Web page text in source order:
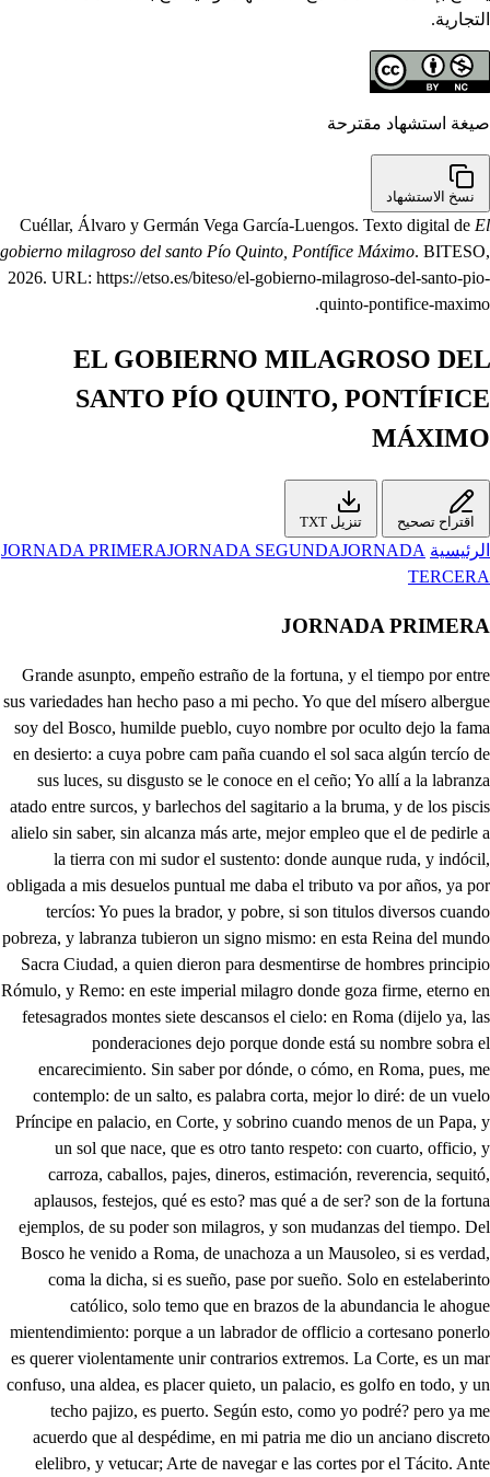
التجارية.
صيغة استشهاد مقترحة
نسخ الاستشهاد
Cuéllar, Álvaro y Germán Vega García-Luengos. Texto digital de El
gobierno milagroso del santo Pío Quinto, Pontífice Máximo. BITESO,
2026. URL: https://etso.es/biteso/el-gobierno-milagroso-del-santo-pio-
quinto-pontifice-maximo.
EL GOBIERNO MILAGROSO DEL
SANTO PÍO QUINTO, PONTÍFICE
MÁXIMO
اقتراح تصحيح تنزيل TXT
الرئيسية JORNADA PRIMERAJORNADA SEGUNDAJORNADA
TERCERA
JORNADA PRIMERA
Grande asunpto, empeño estraño de la fortuna, y el tiempo por entre sus variedades han hecho paso a mi pecho. Yo que del mísero albergue soy del Bosco, humilde pueblo, cuyo nombre por oculto dejo la fama en desierto: a cuya pobre cam paña cuando el sol saca algún tercío de sus luces, su disgusto se le conoce en el ceño; Yo allí a la labranza atado entre surcos, y barlechos del sagitario a la bruma, y de los piscis alielo sin saber, sin alcanza más arte, mejor empleo que el de pedirle a la tierra con mi sudor el sustento: donde aunque ruda, y indócil, obligada a mis desuelos puntual me daba el tributo va por años, ya por tercíos: Yo pues la brador, y pobre, si son titulos diversos cuando pobreza, y labranza tubieron un signo mismo: en esta Reina del mundo Sacra Ciudad, a quien dieron para desmentirse de hombres principio Rómulo, y Remo: en este imperial milagro donde goza firme, eterno en fetesagrados montes siete descansos el cielo: en Roma (dijelo ya, las ponderaciones dejo porque donde está su nombre sobra el encarecimiento. Sin saber por dónde, o cómo, en Roma, pues, me contemplo: de un salto, es palabra corta, mejor lo diré: de un vuelo Príncipe en palacio, en Corte, y sobrino cuando menos de un Papa, y un sol que nace, que es otro tanto respeto: con cuarto, officio, y carroza, caballos, pajes, dineros, estimación, reverencia, sequitó, aplausos, festejos, qué es esto? mas qué a de ser? son de la fortuna ejemplos, de su poder son milagros, y son mudanzas del tiempo. Del Bosco he venido a Roma, de unachoza a un Mausoleo, si es verdad, coma la dicha, si es sueño, pase por sueño. Solo en estelaberinto católico, solo temo que en brazos de la abundancia le ahogue mientendimiento: porque a un labrador de offlicio a cortesano ponerlo es querer violentamente unir contrarios extremos. La Corte, es un mar confuso, una aldea, es placer quieto, un palacio, es golfo en todo, y un techo pajizo, es puerto. Según esto, como yo podré? pero ya me acuerdo que al despédime, en mi patria me dio un anciano discreto elelibro, y vetucar; Arte de navegar e las cortes por el Tácito. Ante todas cosas el que navega estos mares ha de despedirse de la verdad. Y tenga enten- dido que en el Reino del a gran China lo- blanco es luto; y esto sirva de primera lec- ción que estudiase sus preceptos, cuando en rumbo tan dudoso quisiera el porte más cierto. Alto pues: precioso libro, desde hoy serás mi maestro, pues ya la necesidad me ejecuta a tus consejos. Grande Auctor; mucho promete, vranos el punto pimero. Vacaue aqí la vemora para este primer precepto. Lo primero se me encarga de la verdad el destierro. Sí: que es un peso insesble, es un formidable peso que no se deja aldiscurso jugar del entendimiento. Esla verdad, bien mirado, un peñoso cautiverio, guardarla es dañosa tema, conservarla, odioso duelo, un quédare desarmado de lo racional el pecho. Y en lances, que son forzosos de azares, golpes, encuentios, siendo juego el de esta vida afrficioso, y secreto, tratar verdad, es perderse, porque es descubrir el juego, En Chalo blanco es luto, dice docto mi maestro, Ves de su, me escobrua leo nada al artificio atento, pues es color que no pasa por tintes, ni por ingenios, es llanto al que obra sencillo, es luto al que satisfecho dispicrta puntualmente a la bora de los necios. pues después de herido acude a estudiar el escarmiento. Luto es, y tan fatal luto, tan confuso, oscuro, y negro, que para verse las sonbías sirve otra sombra de medio. Claro esta que la verdad es hermosa por extremo, pero como esta escondida en las carceres del pecho, yo no se quien me la tata, y así retírese al cielo, y acá en la tierra los hombres quedemos de diestro a diestro. Conmigo portero; Qué es eso? Esta es mi resolución, y esta: que linda bisoñería, sabiendo que soy: Qué ha de ser? tu guarda quiciós, un teruero, y cancerucro, espía doble a dos haces, y a dos embeses grolero, que no me dejaba entra por no llevar mandan icnto. u. Hizo mal sabicndo que eres de Palacio, y que yo atento a tu señor don Francisco por muy del cuarto te tengo. Criado de un individuos no paso señor por eso, que soy más unuersas Pues qué? no eres su criado? Es verdad que para serlo Y cuáles? El de informante, Pav Grande officio. No es muy grande, Pan Por lo menos es curioso. Y tanto de ello me precio Si guardare. Pues entienda. Marió el Papa? qué dices! Mo. Lo que pasa: es gran miestro, a Casa no me o ponderés, engentio, espece, y puróa, me sobran muchos papeles de escucha, y fiscal perpetuo. Trájome de España a Roma, téngole lealtad, mas luego que subí al Palacio sacro me dio el Papa un grande empleo de General, con bastón, en salas, y en aposentos. el descubridor de huesos, promotor de la limpieza, porque soy el barrendero. pues que no pasa del suelo. que en la Igresia de Valencia fuera aseo de su Asco. Mas sabra Viia guardarme en cualquier parte un secreto? que soy tan gran barrendero, y en elarte del barter, llego a cuer talbarreno, que su mismo no me hace las escobas por sí mismo por sus manos consagradas, y sú, Pontificio, dedos. Es grande su habilidad, y laoeecuar un remieudo a Anapaso, y a una, calzas como pudiera un Terencio. que lo amás soñado pienso. un Pon nccia oa Mol. Es que siendo fraile, dicen. Sea mentira, o seaverdad, Seré un zurdo si lablare, Vamos, amigo, a otra cosa, Eso niego: Pav. Ya se que eres hombre habil. Mo. Hábil no más? Estupendo. Pues ven cagora conmigo, talllaneza! Y tal empeño! Así humilla sus blasones! Asial ate sus troscos! que aprendió lumilde, y honesto a dara su trace pobre esos entretenimientos. que no lo publiques quiero, y ves hay para escobas porque guardes el secreto. si abriere mi boca un necio, y aqueste doblón me falte si mefáltare el silencio que eres hombre de despejo, entendido, y cortesano, entremetido. cuvesacado, eso sí, el escogido, el selecto, que salíde Salamanca con boria, y grado de diestro. Y así desabioche Usia, escupa, y cuerpo derecho, que aquí le asiste en persona, en polvos todo un Juanelo, en infusión un Orlando, y un Merlinen conciento. que de ti fiarme quiero, Mos Qué! Hay antojos? Pau No te espantes. Que no me espanto de nada, Ya te eutiendo. Mos. Mas no lo entienda mi amo Causa es de los dos callar. Mos. Pues manos a los entredos. Haga mi tio sus escobas, O qué pinta desobrino! y vamos al mirador, porque has desaber, que inquieto me trae la curiosidad, y que me digas pretendo en una vecina torre quien es de su casa dueño. Soy mozo (disculpa tengo) nucvo en Roma, y es preciso entrar en divertimientos. si hay duppló ni. Don Francisco, que lo temo, y en sabiendo que yo pido tendremos despecimiento. castigue a azores su cuerpo, que yo e de gozar del mundo sin aflicciones, ni aprieto; Y esa ha de ser la destreza, el disponer con ingenio, y con mi libro, en la corte luste, y desahogo aún tiempo. Si alcabza a sauerlo el Viejo! Mas chitón: que habiendo plata, es hierro que murmuremos, z, , , - or con su decreto eterno estros hombro; frágiles su nave, A fuerte peso, timón ci yo gobierno en la mano de un Ángel fuera grave. Lo meno, es, tanto peligro externo, tanto evemtigo, tan premiosa llave, pues lo más viene a ser una conciencia que espera una tremenda residencia. h que sabéis mi aversión, y horror al puesto, solo en vos, que es forecís mi pecho fío, pues así vuestro acuerdo lo ha despuesto. Mas no temo la lucha, si elrocio feliz de vuestro agrado acude presto. Ya en la campaña estoy, en la palestra: baje el socorro en mí de vuestradiestra. Mas para hallar mi fe lo que desea es menester, hermanos, y hijos caros, que Roma, y mi Palacio sear idea donde la Iglesia searme de reparos: el mío, y viestro ejemplo clarín sea que el mundo informe con acentos ciaros: sepan, el cielo, tieira, mar, abismos, que empieza el orden por nosotros mismos, Mi palacio tendrá aquel aparato que le baste no más: los Cardenales moderatan de la opuencia el pato: los Obispos, Prelados, y officiales de Roma, porque hallemos a Dios grato, darán ejemplos de virtud iguales; pues es constante, y cierto en tales modos, que su virtud concluye la de todo; Ciego el Empelador Masimilano quiere mandar la Iglelia: El de Sajonía Duque elector la inquieta lurcrano: Proterno está el Obispo de Colonia: a todo va a acudú con piesta mino Comendón mi Legado, que en Polonia Solo en vos que mi pena veis, Dios mío, mi desacho se hallo; y obras, fino no menos contra el Conde Palatino. De Soliman la bárbara arrogancia por mar, y tierra su veneno arroja ya en Malta atormentando su constancia, ya Ungria, y en Julia donde aloja; pero los movimientos que hay en Francia traspasan nuestro pecho en la congoja, cuando gime del cielo a los azotes casa toda ocupada de Hugonotes. Donde en todo el Catbólico hemisferio pondrá su pies piadosa la paloma que no se manche? Y el Cristiano Imperio dónde se ve sinsangre? Oh Santa Roma! llora, lamenta, gime el cautiverio, pues Dios así tus vanidades doma, dándote dulipcada la tristeza, ya por ser Corazón, ya por Caneza, En Dios espera, y en suamor profundo que acudira, si en huimildad le acoras: muchas coronas gozas en el mundo fieles en tu defcnsa a todas horas, un Pilipo segundo, y sin segundo, los Príncipes de Italia que atesoras: faltármelos hombres, Dios eremo. vos y yo contra el infierpo h Mor. Justo es, que estemos Juan Morón de vuestras prendas, Ciencia Urtud, y Consejo, fío el Gobierno de Roma, y la mudanza que espero: mi Vícario general os hago. Señor obedién es todos a vuestros sacios preceptos, mas no habéis de permitir que quede quejoso el puesto. Yo servire en menor plaza. io. Eso no: que también quiero dar satisfacción al mundo de lo que os estimo, y precio. La corona os esperaba que Dios puso en mí, y supuesto que en yo el mérito queda, cuando en mi cargo u peso, en pie vuestra obligación Mi Jesús Mor. Fuerza es replicar, Pio, No faltan a mi sobrino Bon. La honrra mayor, Santo Padre, Pio. Ya veo, que sois muy mozo, de hermano, y de compañero porque estando aquí Bonello. cargos en que leocupemos, que de mi Palacio Sa